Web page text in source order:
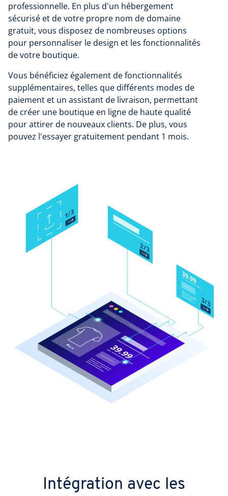
professionnelle. En plus d'un hébergement
sécurisé et de votre propre nom de domaine
gratuit, vous disposez de nombreuses options
pour personnaliser le design et les fonctionnalités
de votre boutique.
Vous bénéficiez également de fonctionnalités
supplémentaires, telles que différents modes de
paiement et un assistant de livraison, permettant
de créer une boutique en ligne de haute qualité
pour attirer de nouveaux clients. De plus, vous
pouvez l'essayer gratuitement pendant 1 mois.
Intégration avec les